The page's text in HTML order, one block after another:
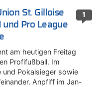
1
St. Gilloise
und Pro League
am heutigen Freitag
Profifußball. Im
und Pokalsieger sowie
Anpfiff im Jan-